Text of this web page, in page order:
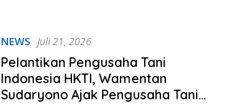
NEWS Juli 21, 2026
Pelantikan Pengusaha Tani
Indonesia HKTI, Wamentan
Sudaryono Ajak Pengusaha Tani